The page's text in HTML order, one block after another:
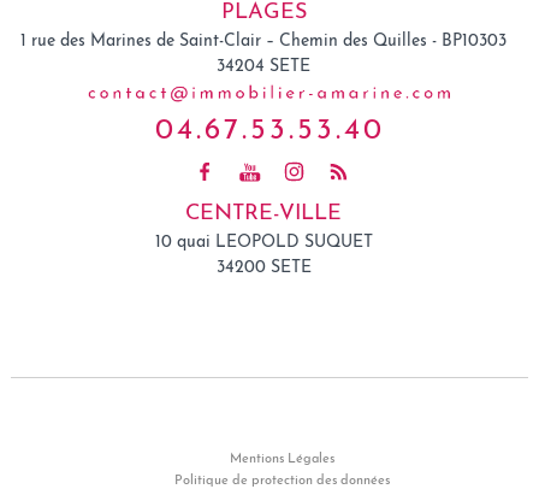
PLAGES
1 rue des Marines de Saint-Clair – Chemin des Quilles - BP10303
34204 SETE
04.67.53.53.40
CENTRE-VILLE
10 quai LEOPOLD SUQUET
34200 SETE
Mentions Légales
Politique de protection des données